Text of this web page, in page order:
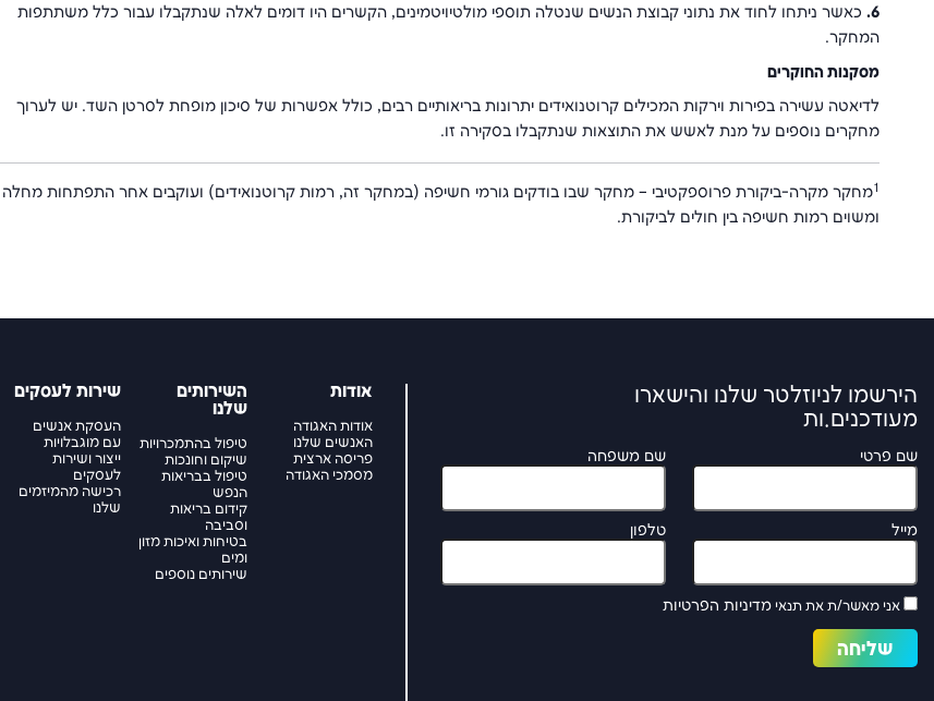
6. כאשר ניתחו לחוד את נתוני קבוצת הנשים שנטלה תוספי מולטיויטמינים, הקשרים היו דומים לאלה שנתקבלו עבור כלל משתתפות
המחקר.
מסקנות החוקרים
לדיאטה עשירה בפירות וירקות המכילים קרוטנואידים יתרונות בריאותיים רבים, כולל אפשרות של סיכון מופחת לסרטן השד. יש לערוך
מחקרים נוספים על מנת לאשש את התוצאות שנתקבלו בסקירה זו.
1מחקר מקרה-ביקורת פרוספקטיבי – מחקר שבו בודקים גורמי חשיפה (במחקר זה, רמות קרוטנואידים) ועוקבים אחר התפתחות מחלה
ומשוים רמות חשיפה בין חולים לביקורת.
הירשמו לניוזלטר שלנו והישארו
מעודכנים.ות
שם פרטי שם משפחה
מייל טלפון
אני מאשר/ת את תנאי מדיניות הפרטיות
אודות
אודות האגודה
האנשים שלנו
פריסה ארצית
מסמכי האגודה
השירותים
שלנו
טיפול בהתמכרויות
שיקום וחונכות
טיפול בבריאות
הנפש
קידום בריאות
וסביבה
בטיחות ואיכות מזון
ומים
שירותים נוספים
שירות לעסקים
העסקת אנשים
עם מוגבלויות
ייצור ושירות
לעסקים
רכישה מהמיזמים
שלנו